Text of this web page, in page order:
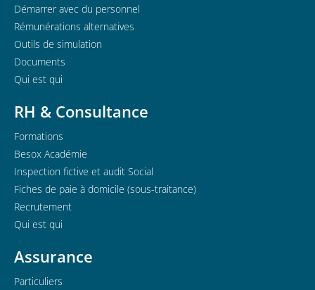
Démarrer avec du personnel
Rémunérations alternatives
Outils de simulation
Documents
Qui est qui
RH & Consultance
Formations
Besox Académie
Inspection fictive et audit Social
Fiches de paie à domicile (sous-traitance)
Recrutement
Qui est qui
Assurance
Particuliers